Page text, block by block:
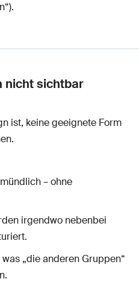
nicht sichtbar
ist, keine geeignete Form
– ohne
irgendwo nebenbei
„die anderen Gruppen“